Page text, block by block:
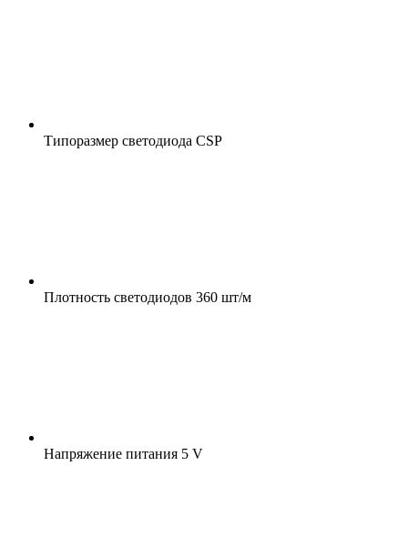
Типоразмер светодиода CSP
Плотность светодиодов 360 шт/м
Напряжение питания 5 V